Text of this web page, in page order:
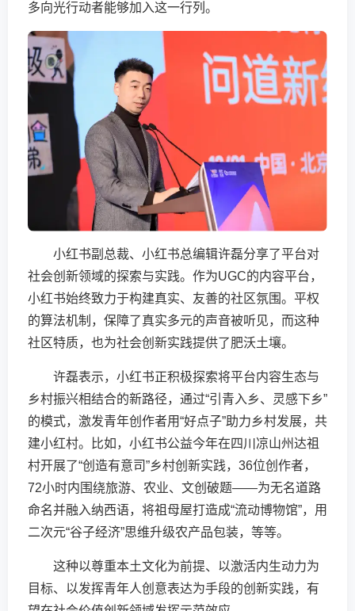
多向光行动者能够加入这一行列。
小红书副总裁、小红书总编辑许磊分享了平台对
社会创新领域的探索与实践。作为UGC的内容平台，
小红书始终致力于构建真实、友善的社区氛围。平权
的算法机制，保障了真实多元的声音被听见，而这种
社区特质，也为社会创新实践提供了肥沃土壤。
许磊表示，小红书正积极探索将平台内容生态与
乡村振兴相结合的新路径，通过“引青入乡、灵感下乡”
的模式，激发青年创作者用“好点子”助力乡村发展，共
建小红村。比如，小红书公益今年在四川凉山州达祖
村开展了“创造有意司”乡村创新实践，36位创作者，
72小时内围绕旅游、农业、文创破题——为无名道路
命名并融入纳西语，将祖母屋打造成“流动博物馆”，用
二次元“谷子经济”思维升级农产品包装，等等。
这种以尊重本土文化为前提、以激活内生动力为
目标、以发挥青年人创意表达为手段的创新实践，有